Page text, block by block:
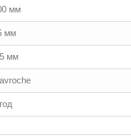
мм
мм
мм